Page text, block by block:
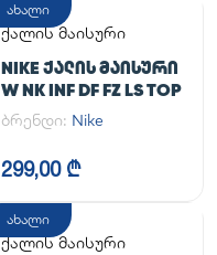
ახალი
ქალის მაისური
NIKE ᲥᲐᲚᲘᲡ ᲛᲐᲘᲡᲣᲠᲘ
W NK INF DF FZ LS TOP
ბრენდი: Nike
299,00 ₾
ახალი
ქალის მაისური